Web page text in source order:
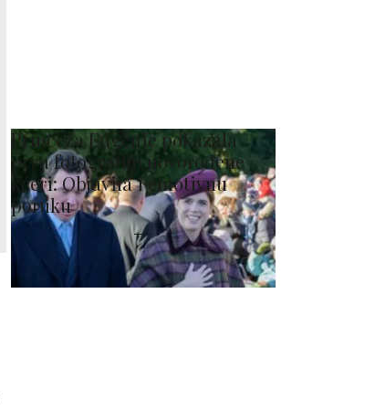
Princeza Eugenie pokazala
prvu fotografiju novorođene
kćeri: Objavila i emotivnu
poruku